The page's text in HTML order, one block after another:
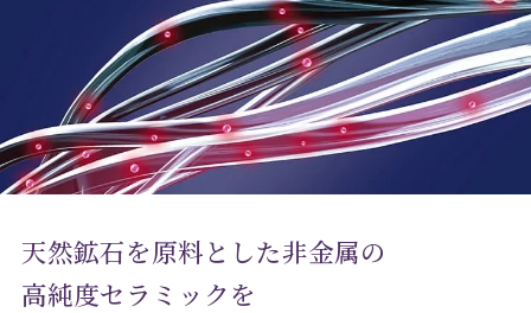
天然鉱石を原料とした非金属の
高純度セラミックを